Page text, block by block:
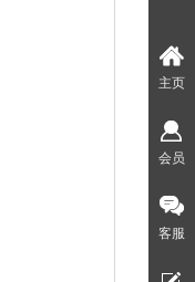
主页
会员
客服